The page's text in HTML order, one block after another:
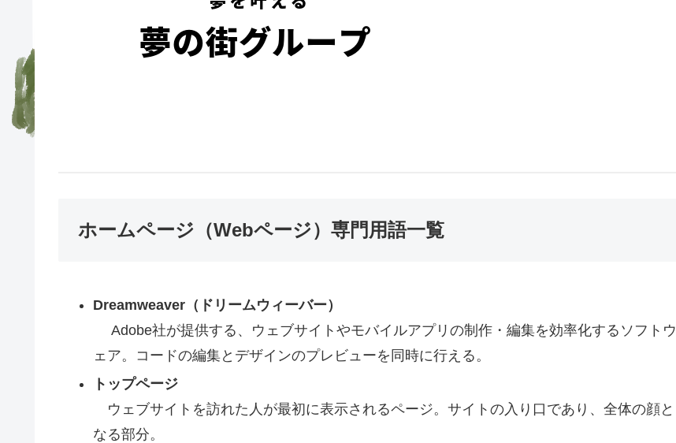
ホームページ（Webページ）専門用語一覧
Dreamweaver（ドリームウィーバー）
Adobe社が提供する、ウェブサイトやモバイルアプリの制作・編集を効率化するソフトウ
ェア。コードの編集とデザインのプレビューを同時に行える。
トップページ
ウェブサイトを訪れた人が最初に表示されるページ。サイトの入り口であり、全体の顔と
なる部分。